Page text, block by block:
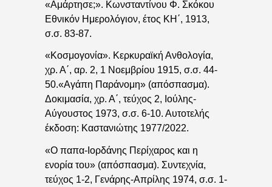
«Αμάρτησε;». Κωνσταντίνου Φ. Σκόκου
Εθνικόν Ημερολόγιον, έτος ΚΗ΄, 1913,
σ.σ. 83-87.
«Κοσμογονία». Κερκυραϊκή Ανθολογία,
χρ. Α΄, αρ. 2, 1 Νοεμβρίου 1915, σ.σ. 44-
50.«Αγάπη Παράνομη» (απόσπασμα).
Δοκιμασία, χρ. Α΄, τεύχος 2, Ιούλης-
Αύγουστος 1973, σ.σ. 6-10. Αυτοτελής
έκδοση: Καστανιώτης 1977/2022.
«Ο παπα-Ιορδάνης Περίχαρος και η
ενορία του» (απόσπασμα). Συντεχνία,
τεύχος 1-2, Γενάρης-Απρίλης 1974, σ.σ. 1-